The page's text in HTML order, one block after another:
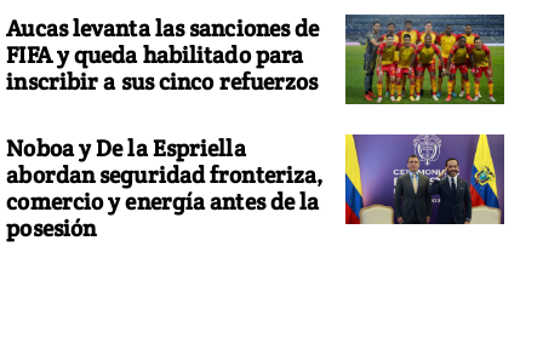
Aucas levanta las sanciones de
FIFA y queda habilitado para
inscribir a sus cinco refuerzos
Noboa y De la Espriella
abordan seguridad fronteriza,
comercio y energía antes de la
posesión